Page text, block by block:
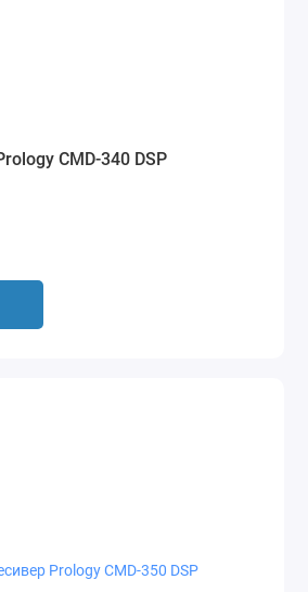
CMD-340 DSP